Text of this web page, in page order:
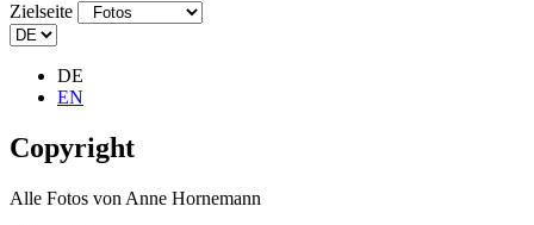
Zielseite
DE
EN
Copyright
Alle Fotos von Anne Hornemann